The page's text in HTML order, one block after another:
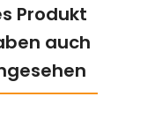
Produkt
auch